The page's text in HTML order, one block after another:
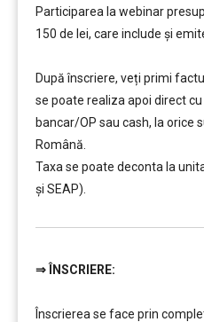
Participarea la webinar
150 de lei, care include şi
După înscriere, veți primi
se poate realiza apoi direct
bancar/OP sau cash, la orice
Română.
Taxa se poate deconta la
și SEAP).
⇒ ÎNSCRIERE:
Înscrierea se face prin